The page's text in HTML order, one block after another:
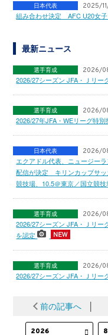
日本代表 2025/
組み合わせ決定 AFC U20女
最新ニュース
選手育成 2026/
2026/27シーズン JFA・Ｊリ
選手育成 2026/
2026/27年JFA・WEリーグ特
日本代表 2026/
エクアドル代表、ニュージー
配信が決定 キリンカップサッ
競技場、10.5＠東京／国立競
選手育成 2026/
2026/27シーズン JFA・Ｊリー
を認定
選手育成 2026/
2026/27シーズン JFA・Ｊリ
前の記事へ │